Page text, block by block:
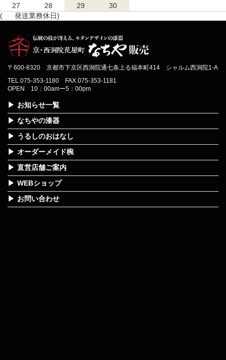
27
28 29
30
(
発送業務休日)
〒600-8320 京都市下京区西洞院通七条上る福本町414 シャルム西洞院1-A
TEL.075-353-1180 FAX.075-353-1181
OPEN 10：00amー5：00pm
お知らせ一覧
なちやの漆器
うるしのおはなし
オーダーメイド椀
直営店舗ご案内
WEBショップ
お問い合わせ